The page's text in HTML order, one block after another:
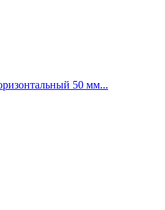
50 мм...